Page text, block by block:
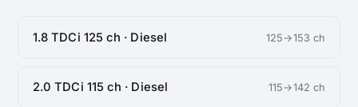
1.8 TDCi 125 ch · Diesel 125→153 ch
2.0 TDCi 115 ch · Diesel 115→142 ch